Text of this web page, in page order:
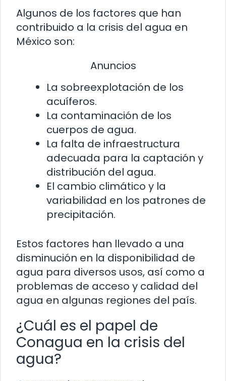
Algunos de los factores que han
contribuido a la crisis del agua en
México son:
Anuncios
La sobreexplotación de los
acuíferos.
La contaminación de los
cuerpos de agua.
La falta de infraestructura
adecuada para la captación y
distribución del agua.
El cambio climático y la
variabilidad en los patrones de
precipitación.
Estos factores han llevado a una
disminución en la disponibilidad de
agua para diversos usos, así como a
problemas de acceso y calidad del
agua en algunas regiones del país.
¿Cuál es el papel de
Conagua en la crisis del
agua?